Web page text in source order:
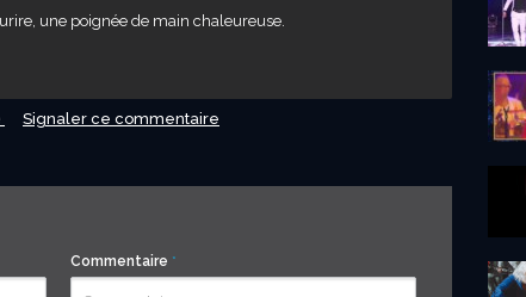
une poignée de main chaleureuse.
Signaler ce commentaire
Commentaire *